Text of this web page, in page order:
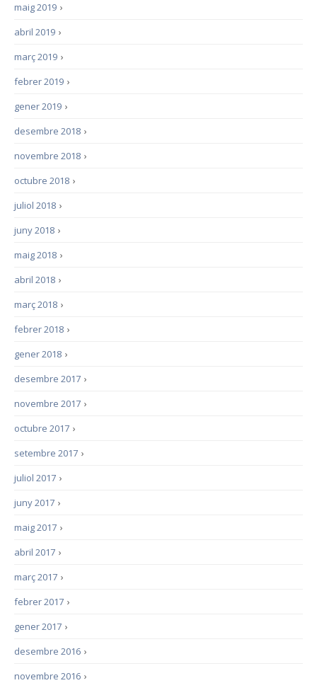
›
maig 2019
›
abril 2019
›
març 2019
›
febrer 2019
›
gener 2019
›
desembre 2018
›
novembre 2018
›
octubre 2018
›
juliol 2018
›
juny 2018
›
maig 2018
›
abril 2018
›
març 2018
›
febrer 2018
›
gener 2018
›
desembre 2017
›
novembre 2017
›
octubre 2017
›
setembre 2017
›
juliol 2017
›
juny 2017
›
maig 2017
›
abril 2017
›
març 2017
›
febrer 2017
›
gener 2017
›
desembre 2016
›
novembre 2016